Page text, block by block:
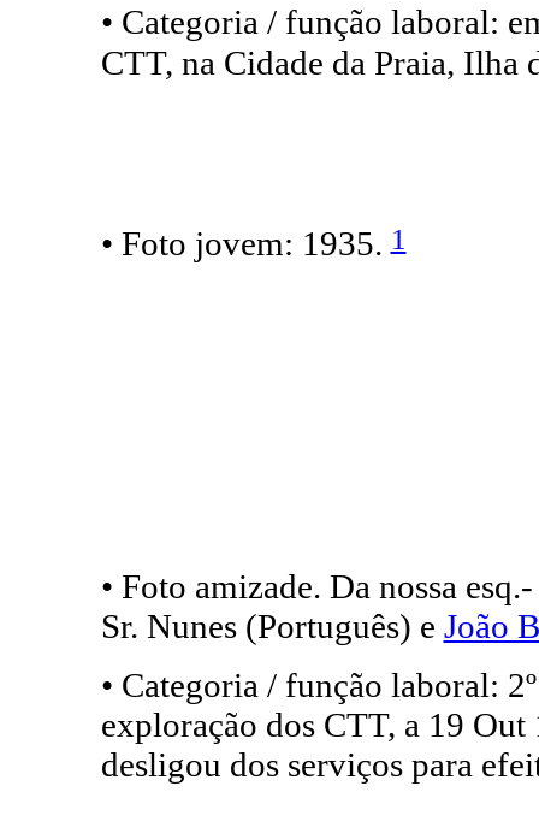
• Categoria / função laboral:
CTT, na Cidade da Praia, Ilha
• Foto jovem: 1935.1
• Foto amizade. Da nossa
Sr. Nunes (Português) e João
• Categoria / função laboral:
exploração dos CTT, a 19 Out
desligou dos serviços para